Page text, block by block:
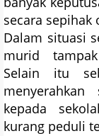
secara sepihak
Dalam situasi
murid
Selain itu
menyerahkan
kepada
kurang peduli